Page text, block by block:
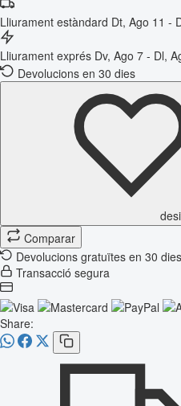
Lliurament estàndard Dt, Ago 11 -
Lliurament exprés Dv, Ago 7 - Dl,
Devolucions en 30 dies
Comparar
Devolucions gratuïtes en 30 dies
Transacció segura
Share: